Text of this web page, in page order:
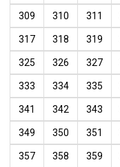
309 310 311
317 318 319
325 326 327
333 334 335
341 342 343
349 350 351
357 358 359